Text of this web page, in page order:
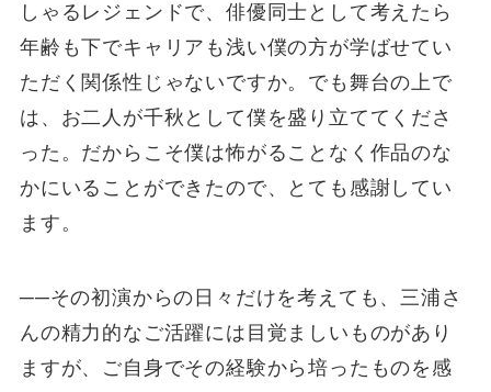
しゃるレジェンドで、俳優同士として考えたら
年齢も下でキャリアも浅い僕の方が学ばせてい
ただく関係性じゃないですか。でも舞台の上で
は、お二人が千秋として僕を盛り立ててくださ
った。だからこそ僕は怖がることなく作品のな
かにいることができたので、とても感謝してい
ます。
──その初演からの日々だけを考えても、三浦さ
んの精力的なご活躍には目覚ましいものがあり
ますが、ご自身でその経験から培ったものを感